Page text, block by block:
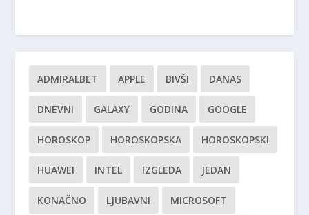
ADMIRALBET APPLE BIVŠI DANAS
DNEVNI GALAXY GODINA GOOGLE
HOROSKOP HOROSKOPSKA HOROSKOPSKI
HUAWEI INTEL IZGLEDA JEDAN
KONAČNO LJUBAVNI MICROSOFT